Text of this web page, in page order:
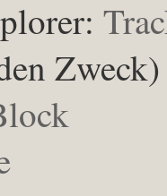
Zweck)